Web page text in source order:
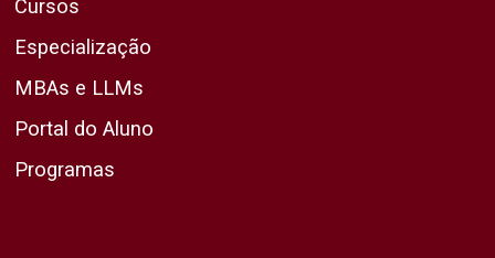
Cursos
Especialização
MBAs e LLMs
Portal do Aluno
Programas